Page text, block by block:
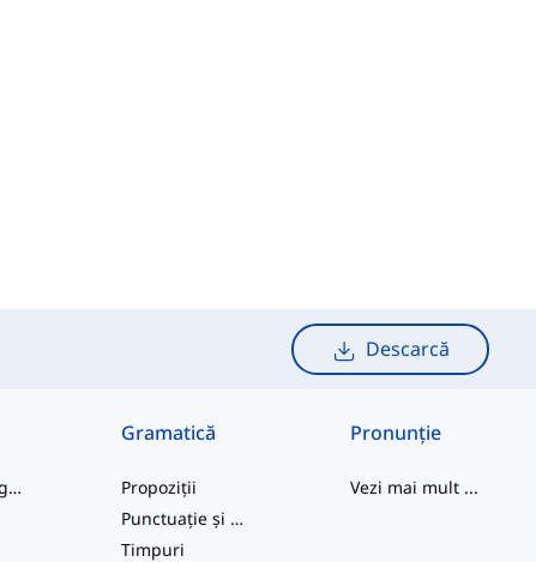
Descarcă
cuvinte de argou
Gramatică
Propoziții
Punctuație și Ortografie
Timpuri
Pronunție
Vezi mai mult ...